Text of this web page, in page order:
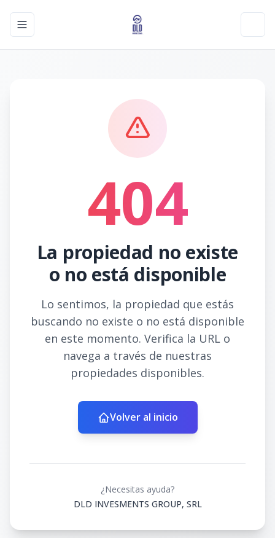
Toggle navigation menu
404
La propiedad no existe
o no está disponible
Lo sentimos, la propiedad que estás
buscando no existe o no está disponible
en este momento. Verifica la URL o
navega a través de nuestras
propiedades disponibles.
Volver al inicio
¿Necesitas ayuda?
DLD INVESMENTS GROUP, SRL